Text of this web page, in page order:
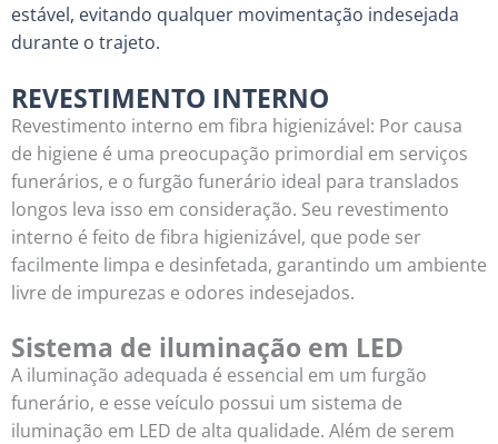
estável, evitando qualquer movimentação indesejada
durante o trajeto.
REVESTIMENTO INTERNO
Revestimento interno em fibra higienizável: Por causa
de higiene é uma preocupação primordial em serviços
funerários, e o furgão funerário ideal para translados
longos leva isso em consideração. Seu revestimento
interno é feito de fibra higienizável, que pode ser
facilmente limpa e desinfetada, garantindo um ambiente
livre de impurezas e odores indesejados.
Sistema de iluminação em LED
A iluminação adequada é essencial em um furgão
funerário, e esse veículo possui um sistema de
iluminação em LED de alta qualidade. Além de serem